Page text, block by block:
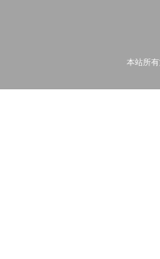
本站所